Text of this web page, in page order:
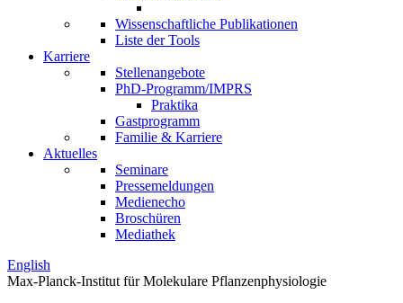
Wissenschaftliche Publikationen
Liste der Tools
Karriere
Stellenangebote
PhD-Programm/IMPRS
Praktika
Gastprogramm
Familie & Karriere
Aktuelles
Seminare
Pressemeldungen
Medienecho
Broschüren
Mediathek
English
Max-Planck-Institut für Molekulare Pflanzenphysiologie